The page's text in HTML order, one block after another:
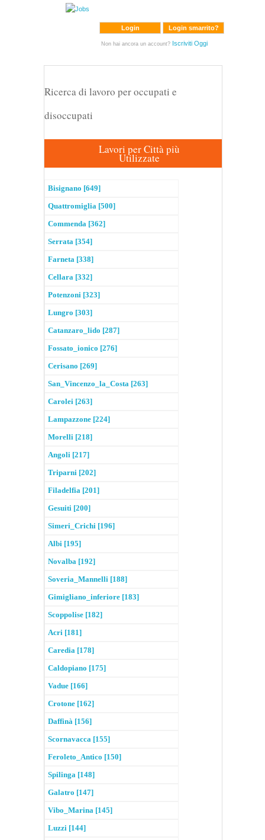
Login Login smarrito?
Non hai ancora un account? Iscriviti Oggi
Ricerca di lavoro per occupati e
disoccupati
Lavori per Città più
Utilizzate
Bisignano [649]
Quattromiglia [500]
Commenda [362]
Serrata [354]
Farneta [338]
Cellara [332]
Potenzoni [323]
Lungro [303]
Catanzaro_lido [287]
Fossato_ionico [276]
Cerisano [269]
San_Vincenzo_la_Costa [263]
Carolei [263]
Lampazzone [224]
Morelli [218]
Angoli [217]
Triparni [202]
Filadelfia [201]
Gesuiti [200]
Simeri_Crichi [196]
Albi [195]
Novalba [192]
Soveria_Mannelli [188]
Gimigliano_inferiore [183]
Scoppolise [182]
Acri [181]
Caredia [178]
Caldopiano [175]
Vadue [166]
Crotone [162]
Daffinà [156]
Scornavacca [155]
Feroleto_Antico [150]
Spilinga [148]
Galatro [147]
Vibo_Marina [145]
Luzzi [144]